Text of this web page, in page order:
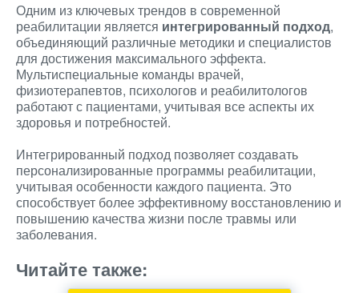
Одним из ключевых трендов в современной
реабилитации является интегрированный подход,
объединяющий различные методики и специалистов
для достижения максимального эффекта.
Мультиспециальные команды врачей,
физиотерапевтов, психологов и реабилитологов
работают с пациентами, учитывая все аспекты их
здоровья и потребностей.
Интегрированный подход позволяет создавать
персонализированные программы реабилитации,
учитывая особенности каждого пациента. Это
способствует более эффективному восстановлению и
повышению качества жизни после травмы или
заболевания.
Читайте также: